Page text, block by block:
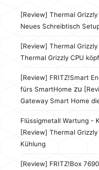
[Review] Thermal
Neues Schreibtisch
[Review] Thermal
Thermal Grizzly CPU
[Review] FRITZ!Smart
fürs SmartHome zu
Gateway Smart Home
Flüssigmetall Wartung -
[Review] Thermal
Kühlung
[Review] FRITZ!Box